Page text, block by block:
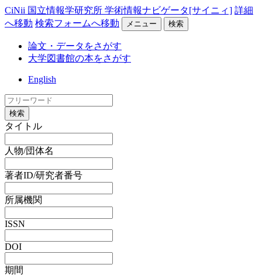
CiNii 国立情報学研究所 学術情報ナビゲータ[サイニィ] 詳細
へ移動 検索フォームへ移動 メニュー 検索
論文・データをさがす
大学図書館の本をさがす
English
検索
タイトル
人物/団体名
著者ID/研究者番号
所属機関
ISSN
DOI
期間